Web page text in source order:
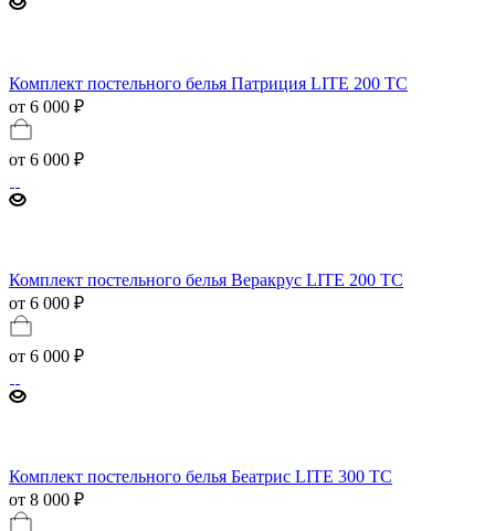
Комплект постельного белья Патриция LITE 200 TC
от 6 000 ₽
от 6 000 ₽
Комплект постельного белья Веракрус LITE 200 TC
от 6 000 ₽
от 6 000 ₽
Комплект постельного белья Беатрис LITE 300 TC
от 8 000 ₽